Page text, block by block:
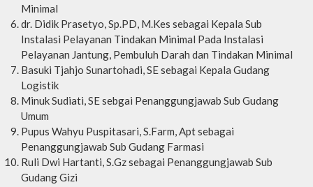
Minimal
dr. Didik Prasetyo, Sp.PD, M.Kes sebagai Kepala Sub
Instalasi Pelayanan Tindakan Minimal Pada Instalasi
Pelayanan Jantung, Pembuluh Darah dan Tindakan Minimal
Basuki Tjahjo Sunartohadi, SE sebagai Kepala Gudang
Logistik
Minuk Sudiati, SE sebgai Penanggungjawab Sub Gudang
Umum
Pupus Wahyu Puspitasari, S.Farm, Apt sebagai
Penanggungjawab Sub Gudang Farmasi
Ruli Dwi Hartanti, S.Gz sebagai Penanggungjawab Sub
Gudang Gizi